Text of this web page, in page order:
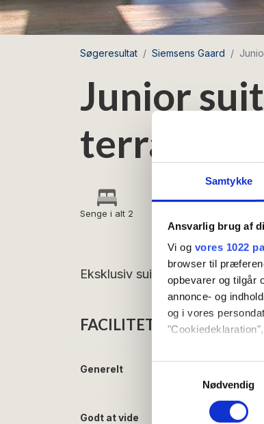
Samtykke
Ansvarlig brug af
Vi og vores 1022
browser til
opbevarer og tilgår
annonce- og
og i vores
Hvis du tillader det,
Indsamle
Identificere
Dine valg
Nødvendig
Søgeresultat Siemsens Gaard
Junior
terrasse
Senge i alt 2
inkluderet
Eksklusiv suite i
FACILITETER
Generelt
Godt at vide Check